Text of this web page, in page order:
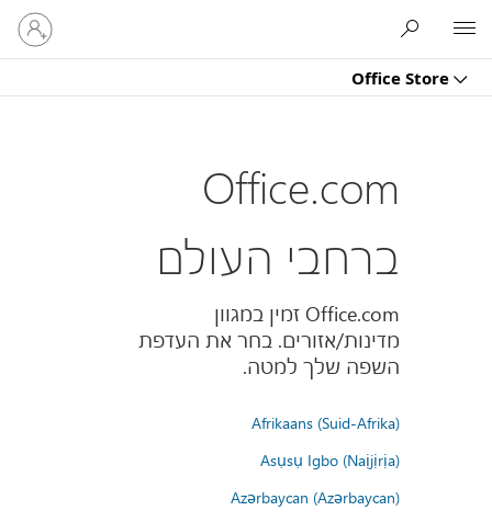
Office Store
היכנס
לחשבון
שלך
Office.com
ברחבי העולם
Office.com זמין במגוון
מדינות/אזורים. בחר את העדפת
השפה שלך למטה.
Afrikaans (Suid-Afrika)
Asụsụ Igbo (Naịjịrịa)
Azərbaycan (Azərbaycan)